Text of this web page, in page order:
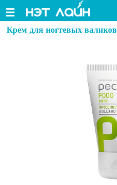
Крем для ногтевых валиков